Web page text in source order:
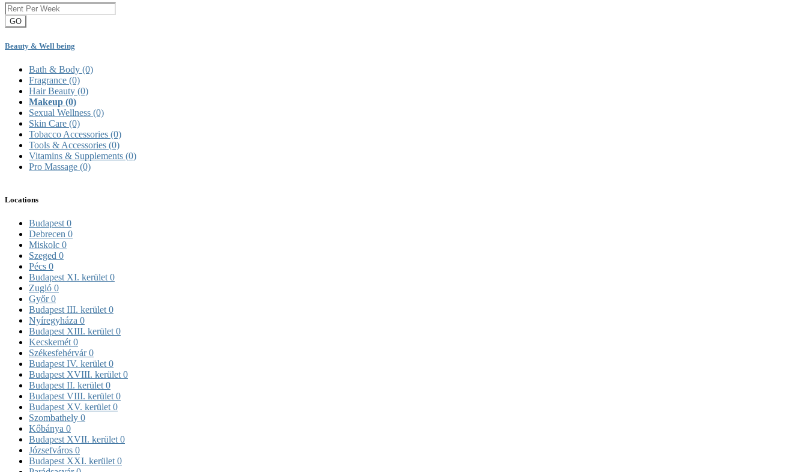
GO
Beauty & Well being
Bath & Body (0)
Fragrance (0)
Hair Beauty (0)
Makeup (0)
Sexual Wellness (0)
Skin Care (0)
Tobacco Accessories (0)
Tools & Accessories (0)
Vitamins & Supplements (0)
Pro Massage (0)
Locations
Budapest 0
Debrecen 0
Miskolc 0
Szeged 0
Pécs 0
Budapest XI. kerület 0
Zugló 0
Győr0
Budapest III. kerület 0
Nyíregyháza 0
Budapest XIII. kerület 0
Kecskemét 0
Székesfehérvár0
Budapest IV. kerület 0
Budapest XVIII. kerület 0
Budapest II. kerület 0
Budapest VIII. kerület 0
Budapest XV. kerület 0
Szombathely 0
Kőbánya 0
Budapest XVII. kerület 0
Józsefváros 0
Budapest XXI. kerület 0